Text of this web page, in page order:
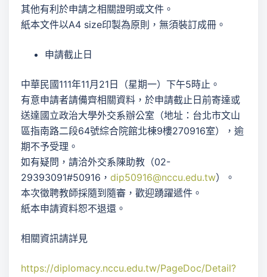
其他有利於申請之相關證明或文件。
紙本文件以A4 size印製為原則，無須裝訂成冊。
申請截止日
中華民國111年11月21日（星期一）下午5時止。
有意申請者請備齊相關資料，於申請截止日前寄達或
送達國立政治大學外交系辦公室（地址：台北市文山
區指南路二段64號綜合院館北棟9樓270916室），逾
期不予受理。
如有疑問，請洽外交系陳助教（02-
29393091#50916， dip50916@nccu.edu.tw）。
本次徵聘教師採隨到隨審，歡迎踴躍遞件。
紙本申請資料恕不退還。
相關資訊請詳見
https://diplomacy.nccu.edu.tw/PageDoc/Detail?